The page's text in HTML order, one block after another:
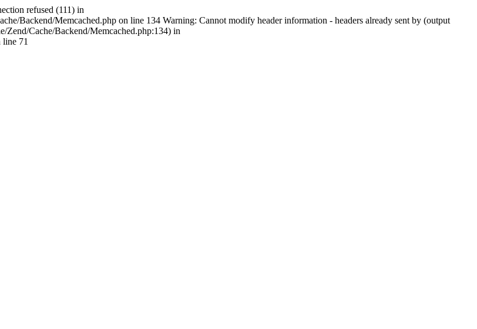
refused (111) in
Backend/Memcached.php on line 134 Warning: Cannot modify header information - headers already sent by (output
Zend/Cache/Backend/Memcached.php:134) in
line 71